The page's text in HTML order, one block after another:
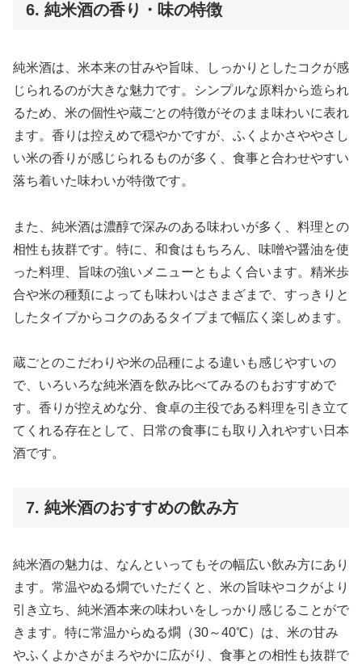
6. 純米酒の香り・味の特徴
純米酒は、米本来の甘みや旨味、しっかりとしたコクが感
じられるのが大きな魅力です。シンプルな原料から造られ
るため、米の個性や蔵ごとの特徴がそのまま味わいに表れ
ます。香りは控えめで穏やかですが、ふくよかさややさし
い米の香りが感じられるものが多く、食事と合わせやすい
落ち着いた味わいが特徴です。
また、純米酒は濃醇で深みのある味わいが多く、料理との
相性も抜群です。特に、和食はもちろん、味噌や醤油を使
った料理、旨味の強いメニューともよく合います。精米歩
合や米の種類によっても味わいはさまざまで、すっきりと
したタイプからコクのあるタイプまで幅広く楽しめます。
蔵ごとのこだわりや米の品種による違いも感じやすいの
で、いろいろな純米酒を飲み比べてみるのもおすすめで
す。香りが控えめな分、食卓の主役である料理を引き立て
てくれる存在として、日常の食事にも取り入れやすい日本
酒です。
7. 純米酒のおすすめの飲み方
純米酒の魅力は、なんといってもその幅広い飲み方にあり
ます。常温やぬる燗でいただくと、米の旨味やコクがより
引き立ち、純米酒本来の味わいをしっかり感じることがで
きます。特に常温からぬる燗（30～40℃）は、米の甘み
やふくよかさがまろやかに広がり、食事との相性も抜群で